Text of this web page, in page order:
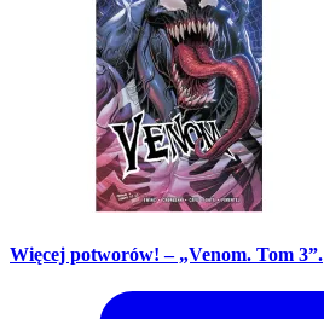
Więcej potworów! – „Venom. Tom 3”.